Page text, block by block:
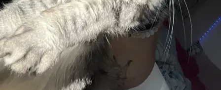
ObiRazza mista
Falkor
Pastore belga (Malinois)